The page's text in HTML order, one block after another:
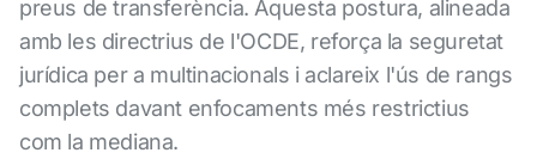
preus de transferència. Aquesta postura, alineada
amb les directrius de l'OCDE, reforça la seguretat
jurídica per a multinacionals i aclareix l'ús de rangs
complets davant enfocaments més restrictius
com la mediana.